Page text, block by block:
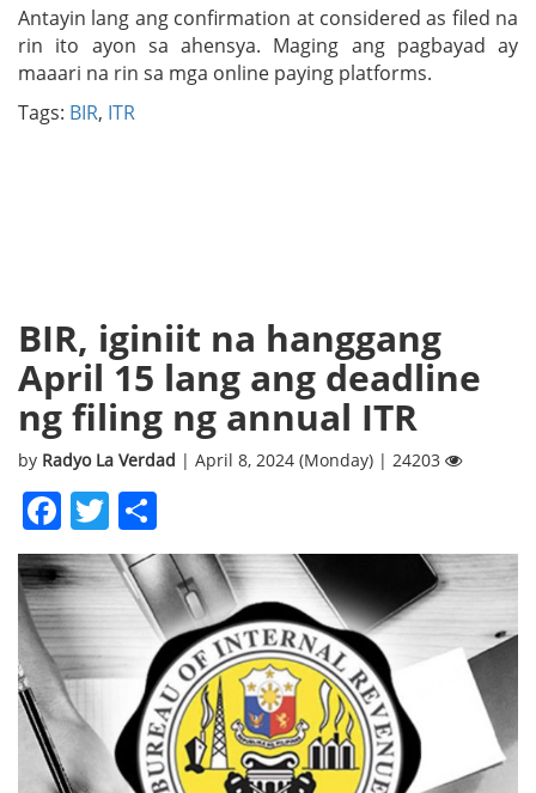
Antayin lang ang confirmation at considered as filed na
rin ito ayon sa ahensya. Maging ang pagbayad ay
maaari na rin sa mga online paying platforms.
Tags: BIR, ITR
BIR, iginiit na hanggang
April 15 lang ang deadline
ng filing ng annual ITR
by Radyo La Verdad | April 8, 2024 (Monday) | 24203
Facebook
Twitter